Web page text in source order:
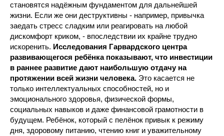
становятся надёжным фундаментом для дальнейшей
жизни. Если же они деструктивны - например, привычка
заедать стресс сладким или реагировать на любой
дискомфорт криком, - впоследствии их крайне трудно
искоренить. Исследования Гарвардского центра
развивающегося ребёнка показывают, что инвестиции
в раннее развитие дают наибольшую отдачу на
протяжении всей жизни человека. Это касается не
только интеллектуальных способностей, но и
эмоционального здоровья, физической формы,
социальных навыков и даже финансовой грамотности в
будущем. Ребёнок, который с пелёнок привык к режиму
дня, здоровому питанию, чтению книг и уважительному